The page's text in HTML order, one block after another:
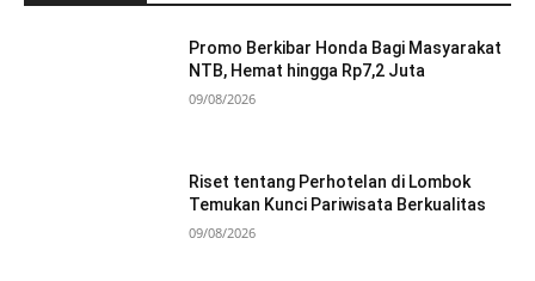
Promo Berkibar Honda Bagi Masyarakat
NTB, Hemat hingga Rp7,2 Juta
09/08/2026
Riset tentang Perhotelan di Lombok
Temukan Kunci Pariwisata Berkualitas
09/08/2026